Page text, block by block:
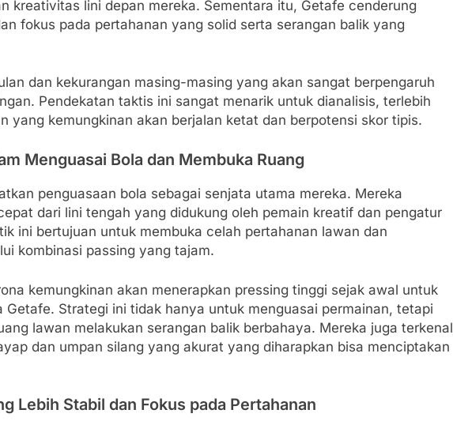
kreativitas lini depan mereka. Sementara itu, Getafe cenderung
fokus pada pertahanan yang solid serta serangan balik yang
dan kekurangan masing-masing yang akan sangat berpengaruh
Pendekatan taktis ini sangat menarik untuk dianalisis, terlebih
yang kemungkinan akan berjalan ketat dan berpotensi skor tipis.
Menguasai Bola dan Membuka Ruang
penguasaan bola sebagai senjata utama mereka. Mereka
dari lini tengah yang didukung oleh pemain kreatif dan pengatur
ini bertujuan untuk membuka celah pertahanan lawan dan
kombinasi passing yang tajam.
kemungkinan akan menerapkan pressing tinggi sejak awal untuk
Getafe. Strategi ini tidak hanya untuk menguasai permainan, tetapi
lawan melakukan serangan balik berbahaya. Mereka juga terkenal
dan umpan silang yang akurat yang diharapkan bisa menciptakan
Lebih Stabil dan Fokus pada Pertahanan